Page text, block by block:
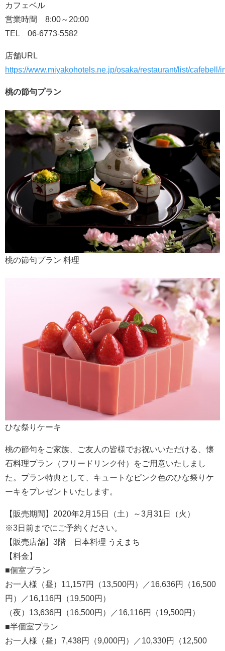
カフェベル
営業時間 8:00～20:00
TEL 06-6773-5582
店舗URL
https://www.miyakohotels.ne.jp/osaka/restaurant/list/cafebell/
桃の節句プラン
桃の節句プラン 料理
ひな祭りケーキ
桃の節句をご家族、ご友人の皆様でお祝いいただける、懐
石料理プラン（フリードリンク付）をご用意いたしまし
た。プラン特典として、キュートなピンク色のひな祭りケ
ーキをプレゼントいたします。
【販売期間】2020年2月15日（土）～3月31日（火）
※3日前までにご予約ください。
【販売店舗】3階 日本料理 うえまち
【料金】
■個室プラン
お一人様（昼）11,157円（13,500円）／16,636円（16,500
円）／16,116円（19,500円）
（夜）13,636円（16,500円）／16,116円（19,500円）
■半個室プラン
お一人様（昼）7,438円（9,000円）／10,330円（12,500